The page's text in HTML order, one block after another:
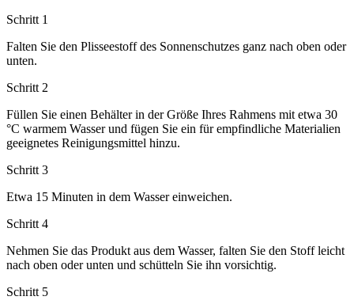
Schritt 1
Falten Sie den Plisseestoff des Sonnenschutzes ganz nach oben oder
unten.
Schritt 2
Füllen Sie einen Behälter in der Größe Ihres Rahmens mit etwa 30
°C warmem Wasser und fügen Sie ein für empfindliche Materialien
geeignetes Reinigungsmittel hinzu.
Schritt 3
Etwa 15 Minuten in dem Wasser einweichen.
Schritt 4
Nehmen Sie das Produkt aus dem Wasser, falten Sie den Stoff leicht
nach oben oder unten und schütteln Sie ihn vorsichtig.
Schritt 5